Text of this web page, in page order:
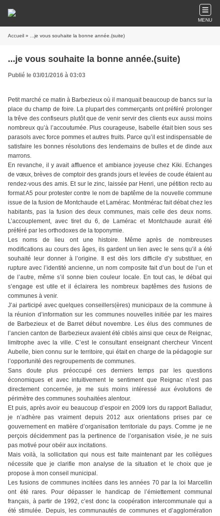
MENU
Accueil » ...je vous souhaite la bonne année.(suite)
...je vous souhaite la bonne année.(suite)
Publié le 03/01/2016 à 03:03
Petit marché ce matin à Barbezieux où il manquait beaucoup de bancs sur la
place du champ de foire. La plupart des commerçants ont préféré prolonger
la trêve des confiseurs plutôt que de venir servir des clients eux aussi moins
nombreux qu’à l’accoutumée. Plus courageuse, Isabelle était bien sous ses
parasols avec force pommes et autres fruits. Parce qu’il est indispensable de
satisfaire les bonnes résolutions des lendemains de bulles et de dinde aux
marrons.
En revanche, il y avait affluence et ambiance joyeuse chez Kiki. Echanges
de vœux, brèves de comptoir des grands jours et levées de coude étaient au
rendez-vous des amis. Et sur le zinc, laissée par Henri, une pétition recto au
format A5 pour protester contre le nom de baptême de la nouvelle commune
issue de la fusion de Montchaude et Lamérac. Montmérac fait débat chez les
habitants, pas la fusion des deux communes, mais celle des deux noms.
L’accouplement, avec tiret du 6, de Lamérac et Montchaude aurait été
préféré par les orthodoxes de la toponymie.
Les noms de lieu ont une histoire. Même après de nombreuses
modifications au cours des âges, ils gardent un lien avec le sens qu’il a été
souhaité leur donner à l’origine. Il est dès lors difficile d’y substituer, en
rupture avec l’identité ancienne, un nom composite fait d’un bout de l’un et
de l’autre, même s’il sonne bien couleur locale. En tout cas, le débat qui
s’engage est utile et il éclairera les nombreux baptêmes des fusions de
communes à venir.
J’ai participé avec quelques conseillers(ères) municipaux de la commune à
la réunion d’information sur les communes nouvelles initiée par les maires
de Barbezieux et de Barret début novembre. Les élus des communes de
l’ancien canton de Barbezieux avaient été ciblés ainsi que ceux de Reignac,
limitrophe avec la ville. C’est le consultant enseignant chercheur Vincent
Aubelle, bien connu sur le territoire, qui était en charge de la pédagogie sur
l’opportunité des regroupements de communes.
Sans doute plus préoccupé ces derniers temps par les questions
économiques et avec intuitivement le sentiment que Reignac n’est pas
directement concernée, je me suis moins intéressé aux évolutions de
périmètre des communes souhaitées alentour.
Et puis, après avoir eu beaucoup d’espoir en 2009 lors du rapport Balladur,
je n’adhère pas vraiment depuis 2012 aux orientations prises par ce
gouvernement en matière d’organisation territoriale du pays. Comme je ne
perçois décidemment pas la pertinence de l’organisation visée, je ne suis
pas motivé pour obéir aux incitations.
Mais voilà, la sollicitation qui nous est faite maintenant par les collègues
nécessite que je clarifie mon analyse de la situation et le choix que je
propose à mon conseil municipal.
Les fusions de communes incitées dans les années 70 par la loi Marcellin
ont été rares. Pour dépasser le handicap de l’émiettement communal
français, à partir de 1992, c’est donc la coopération intercommunale qui a
été stimulée. Depuis, les communautés de communes et d’agglomération